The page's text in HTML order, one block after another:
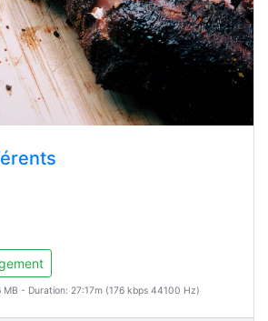
- Duration: 27:17m (176 kbps 44100 Hz)